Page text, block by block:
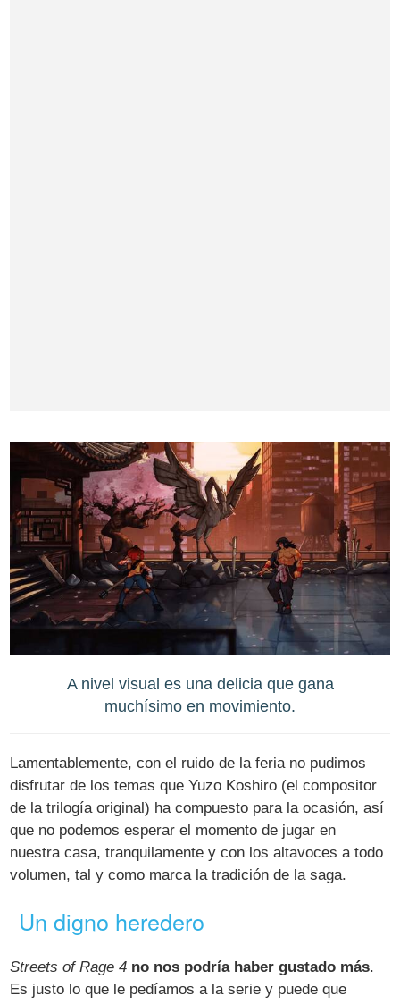
A nivel visual es una delicia que gana
muchísimo en movimiento.
Lamentablemente, con el ruido de la feria no pudimos
disfrutar de los temas que Yuzo Koshiro (el compositor
de la trilogía original) ha compuesto para la ocasión, así
que no podemos esperar el momento de jugar en
nuestra casa, tranquilamente y con los altavoces a todo
volumen, tal y como marca la tradición de la saga.
Un digno heredero
Streets of Rage 4 no nos podría haber gustado más.
Es justo lo que le pedíamos a la serie y puede que